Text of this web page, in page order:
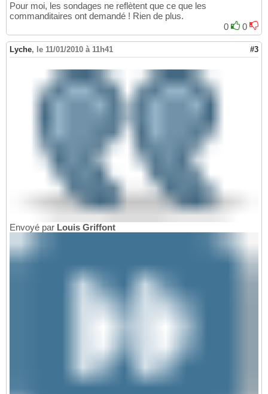
Pour moi, les sondages ne reflètent que ce que les
commanditaires ont demandé ! Rien de plus.
0
0
Lyche, le 11/01/2010 à 11h41 #3
Envoyé par Louis Griffont